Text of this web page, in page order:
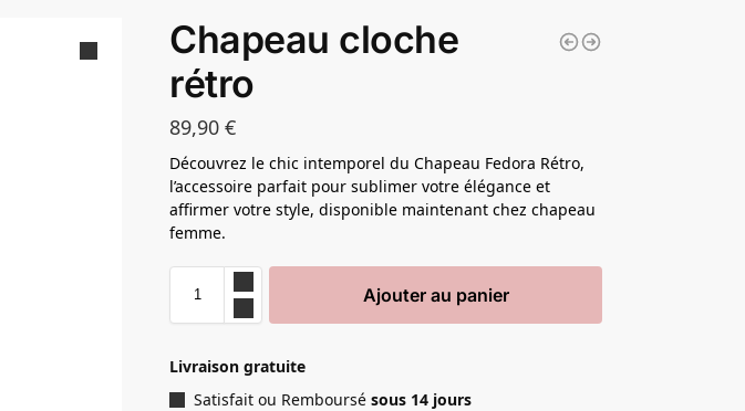
Chapeau cloche
rétro
89,90€
Découvrez le chic intemporel du Chapeau Fedora Rétro,
l’accessoire parfait pour sublimer votre élégance et
affirmer votre style, disponible maintenant chez chapeau
femme.
Ajouter au panier
Livraison gratuite
Satisfait ou Remboursésous 14 jours